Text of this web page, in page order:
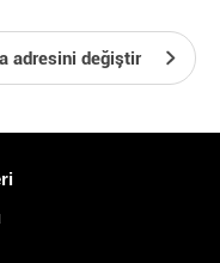
adresini değiştir